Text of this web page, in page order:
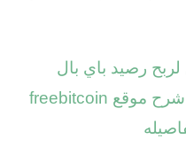
لربح رصيد باي بال
شرح موقع freebitcoin